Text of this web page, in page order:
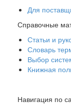
16266 HERZ
DN10, 1/2", PN16,
Под заказ
Цена: 5 979р.
Для
Справочные
Статьи и
Словарь
Выбор
Книжная
Навигация по